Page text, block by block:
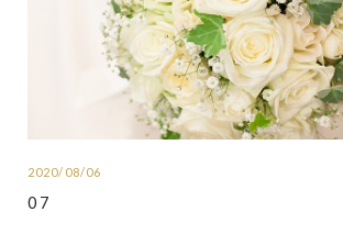
2020/08/06
07